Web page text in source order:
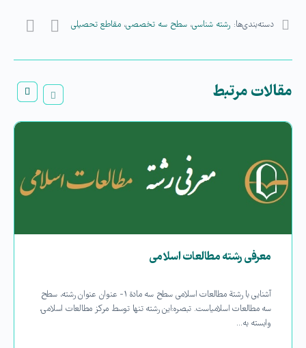
دسته‌بندی‌ها: رشته شناسی، سطح سه تخصصی، مقاطع تحصیلی
مقالات مرتبط
معرفی رشته مطالعات اسلامی
آشنایی با رشتة مطالعات اسلامی سطح سه مادة ۱- عنوان عنوان رشته، سطح
سه مطالعات اسلامیاست. تبصره:این رشته تنها توسط مركز مطالعات اسلامی،
وابسته به…